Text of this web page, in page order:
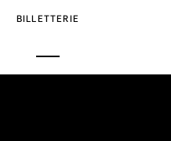
BILLETTERIE